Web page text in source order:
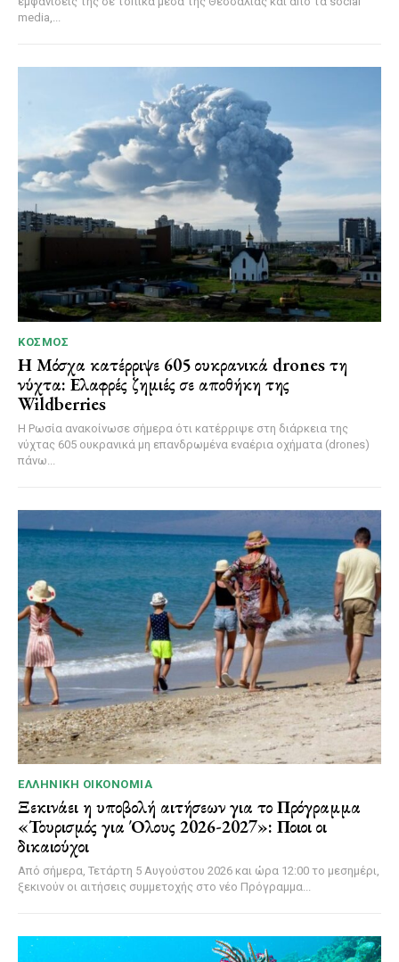
media,...
ΚΌΣΜΟΣ
Η Μόσχα κατέρριψε 605 ουκρανικά drones τη
νύχτα: Ελαφρές ζημιές σε αποθήκη της
Wildberries
Η Ρωσία ανακοίνωσε σήμερα ότι κατέρριψε στη διάρκεια της
νύχτας 605 ουκρανικά μη επανδρωμένα εναέρια οχήματα (drones)
πάνω...
ΕΛΛΗΝΙΚΉ ΟΙΚΟΝΟΜΊΑ
Ξεκινάει η υποβολή αιτήσεων για το Πρόγραμμα
«Τουρισμός για Όλους 2026-2027»: Ποιοι οι
δικαιούχοι
Από σήμερα, Τετάρτη 5 Αυγούστου 2026 και ώρα 12:00 το μεσημέρι,
ξεκινούν οι αιτήσεις συμμετοχής στο νέο Πρόγραμμα...